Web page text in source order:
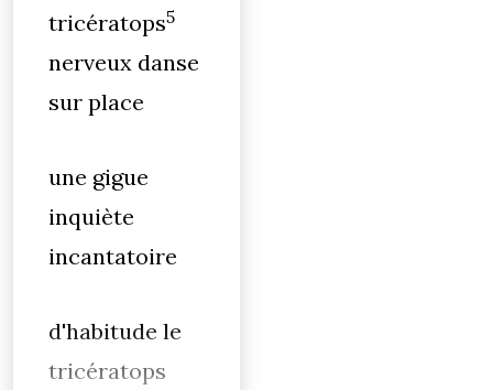
tricératops5
nerveux danse
sur place
une gigue
inquiète
incantatoire
d'habitude le
tricératops